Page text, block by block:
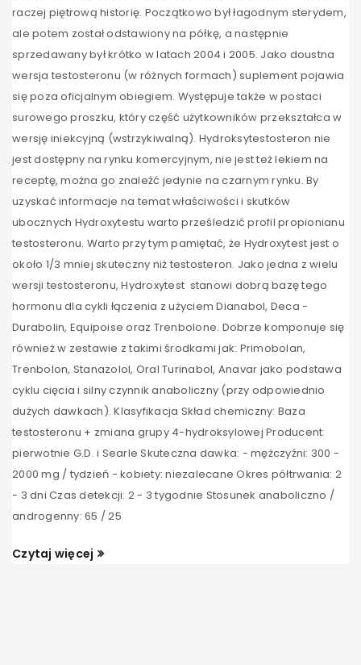
raczej piętrową historię. Początkowo był łagodnym sterydem,
ale potem został odstawiony na półkę, a następnie
sprzedawany był krótko w latach 2004 i 2005. Jako doustna
wersja testosteronu (w różnych formach) suplement pojawia
się poza oficjalnym obiegiem. Występuje także w postaci
surowego proszku, który część użytkowników przekształca w
wersję iniekcyjną (wstrzykiwalną). Hydroksytestosteron nie
jest dostępny na rynku komercyjnym, nie jest też lekiem na
receptę, można go znaleźć jedynie na czarnym rynku. By
uzyskać informacje na temat właściwości i skutków
ubocznych Hydroxytestu warto prześledzić profil propionianu
testosteronu. Warto przy tym pamiętać, że Hydroxytest jest o
około 1/3 mniej skuteczny niż testosteron. Jako jedna z wielu
wersji testosteronu, Hydroxytest stanowi dobrą bazę tego
hormonu dla cykli łączenia z użyciem Dianabol, Deca -
Durabolin, Equipoise oraz Trenbolone. Dobrze komponuje się
również w zestawie z takimi środkami jak: Primobolan,
Trenbolon, Stanazolol, Oral Turinabol, Anavar jako podstawa
cyklu cięcia i silny czynnik anaboliczny (przy odpowiednio
dużych dawkach). Klasyfikacja Skład chemiczny: Baza
testosteronu + zmiana grupy 4-hydroksylowej Producent:
pierwotnie G.D. i Searle Skuteczna dawka: - mężczyźni: 300 -
2000 mg / tydzień - kobiety: niezalecane Okres półtrwania: 2
- 3 dni Czas detekcji: 2 - 3 tygodnie Stosunek anaboliczno /
androgenny: 65 / 25
Czytaj więcej